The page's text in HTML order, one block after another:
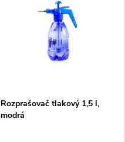
Rozprašovač tlakový 1,5 l,
modrá